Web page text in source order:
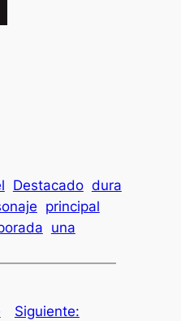
Destacado dura
principal
una
Siguiente: